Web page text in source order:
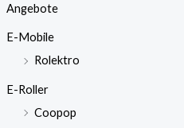
Angebote
E-Mobile
Rolektro
E-Roller
Coopop